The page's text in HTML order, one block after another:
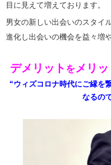
目に見えて増えております。
男女の新しい出会いのスタイ
進化し出会いの機会を益々増
デメリット をメリッ
“ウィズコロナ時代にご縁を
なるの